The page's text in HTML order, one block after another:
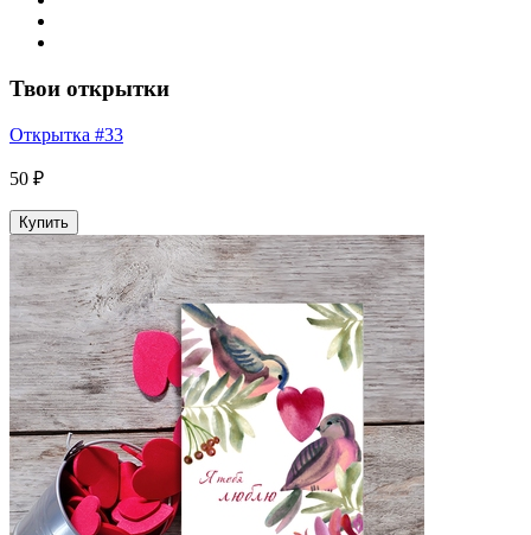
Твои открытки
Открытка #33
50 ₽
Купить